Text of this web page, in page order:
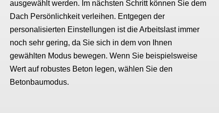
ausgewählt werden. Im nächsten Schritt können Sie dem
Dach Persönlichkeit verleihen. Entgegen der
personalisierten Einstellungen ist die Arbeitslast immer
noch sehr gering, da Sie sich in dem von Ihnen
gewählten Modus bewegen. Wenn Sie beispielsweise
Wert auf robustes Beton legen, wählen Sie den
Betonbaumodus.